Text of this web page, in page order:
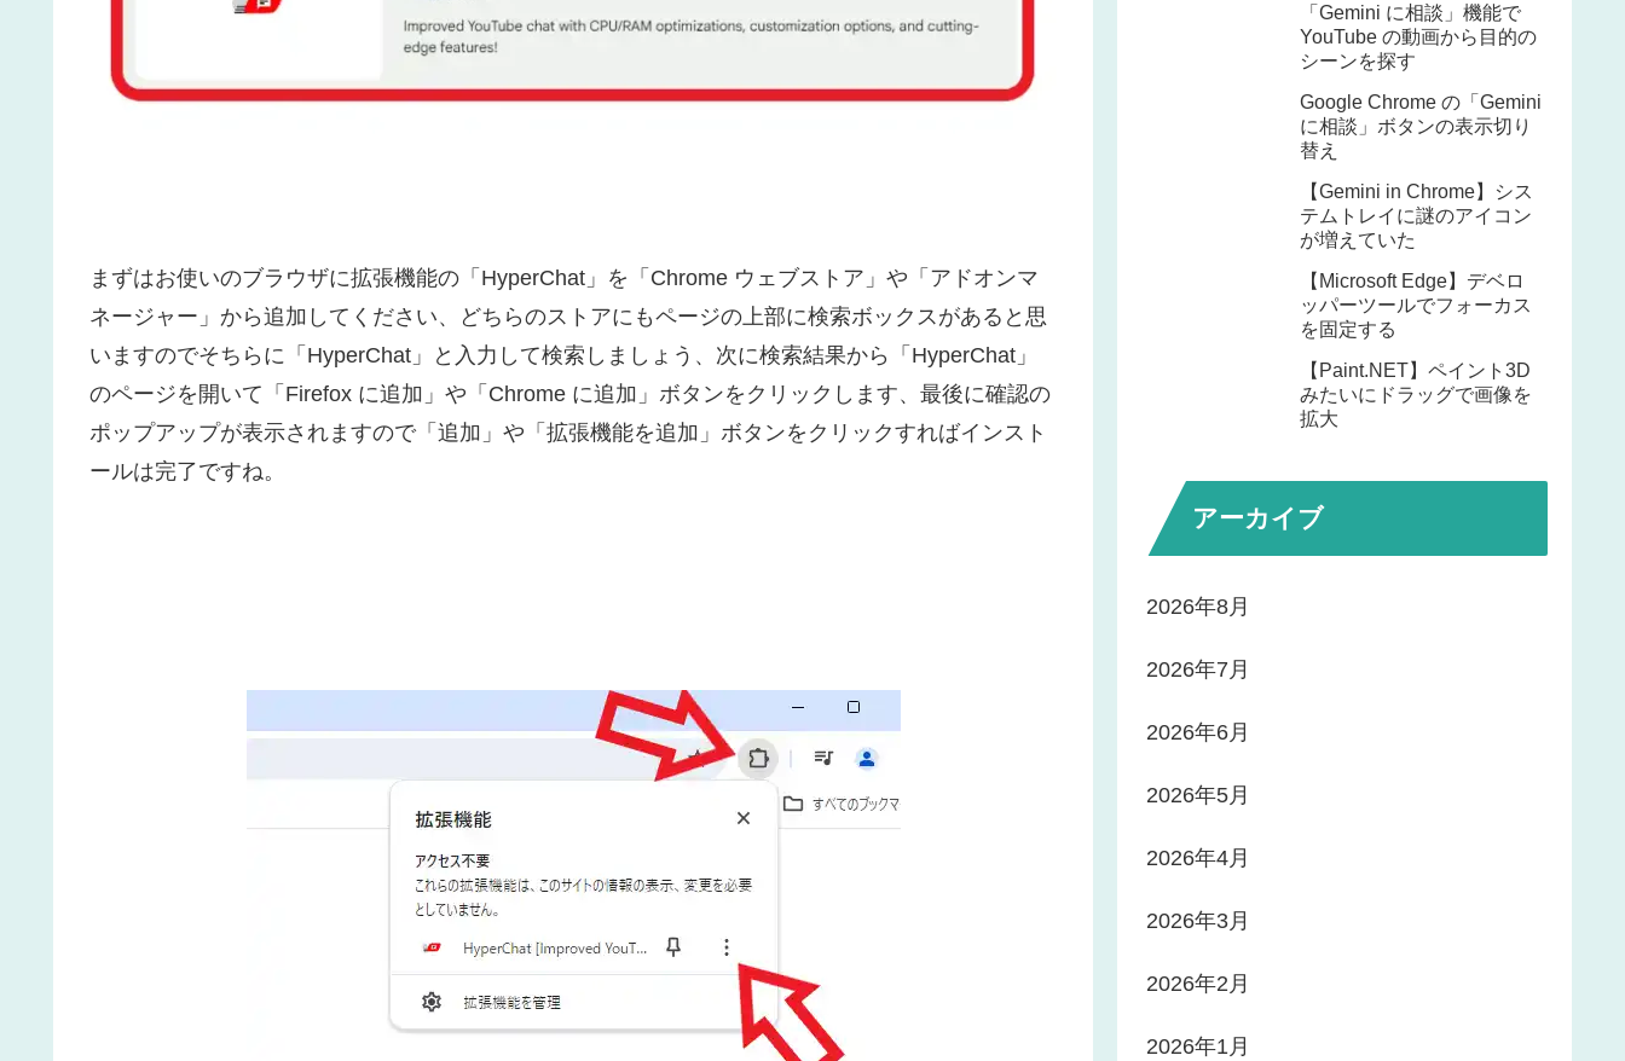
まずはお使いのブラウザに拡張機能の「HyperChat」を「Chrome ウェブストア」や「アドオンマ
ネージャー」から追加してください、どちらのストアにもページの上部に検索ボックスがあると思
いますのでそちらに「HyperChat」と入力して検索しましょう、次に検索結果から「HyperChat」
のページを開いて「Firefox に追加」や「Chrome に追加」ボタンをクリックします、最後に確認の
ポップアップが表示されますので「追加」や「拡張機能を追加」ボタンをクリックすればインスト
ールは完了ですね。
「Gemini に相談」機能で
YouTube の動画から目的の
シーンを探す
Google Chrome の「Gemini
に相談」ボタンの表示切り
替え
【Gemini in Chrome】シス
テムトレイに謎のアイコン
が増えていた
【Microsoft Edge】デベロ
ッパーツールでフォーカス
を固定する
【Paint.NET】ペイント3D
みたいにドラッグで画像を
拡大
アーカイブ
2026年8月
2026年7月
2026年6月
2026年5月
2026年4月
2026年3月
2026年2月
2026年1月